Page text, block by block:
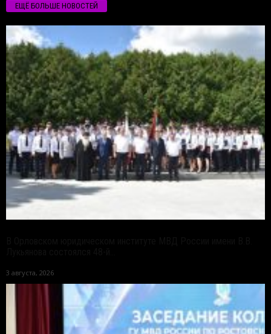
ЕЩЁ БОЛЬШЕ НОВОСТЕЙ
3 августа, 2026